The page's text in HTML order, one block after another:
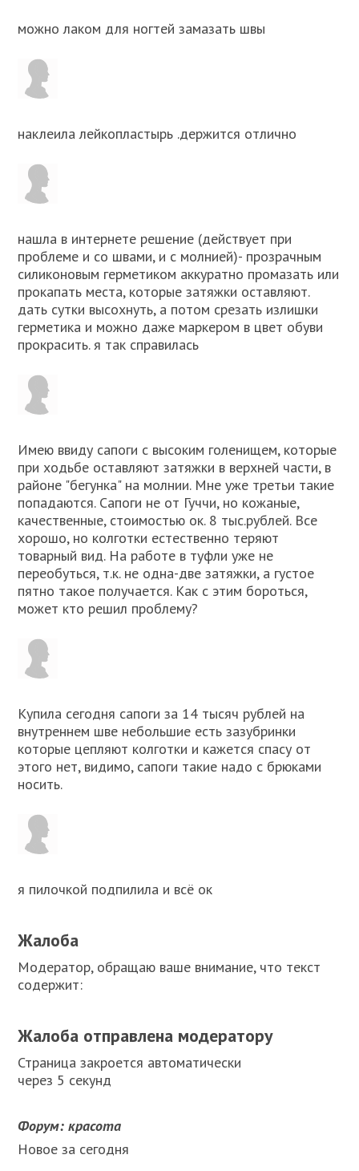
можно лаком для ногтей замазать швы
наклеила лейкопластырь .держится отлично
нашла в интернете решение (действует при
проблеме и со швами, и с молнией)- прозрачным
силиконовым герметиком аккуратно промазать или
прокапать места, которые затяжки оставляют.
дать сутки высохнуть, а потом срезать излишки
герметика и можно даже маркером в цвет обуви
прокрасить. я так справилась
Имею ввиду сапоги с высоким голенищем, которые
при ходьбе оставляют затяжки в верхней части, в
районе "бегунка" на молнии. Мне уже третьи такие
попадаются. Сапоги не от Гуччи, но кожаные,
качественные, стоимостью ок. 8 тыс.рублей. Все
хорошо, но колготки естественно теряют
товарный вид. На работе в туфли уже не
переобуться, т.к. не одна-две затяжки, а густое
пятно такое получается. Как с этим бороться,
может кто решил проблему?
Купила сегодня сапоги за 14 тысяч рублей на
внутреннем шве небольшие есть зазубринки
которые цепляют колготки и кажется спасу от
этого нет, видимо, сапоги такие надо с брюками
носить.
я пилочкой подпилила и всё ок
Жалоба
Модератор, обращаю ваше внимание, что текст
содержит:
Жалоба отправлена модератору
Страница закроется автоматически
через 5 секунд
Форум: красота
Новое за сегодня